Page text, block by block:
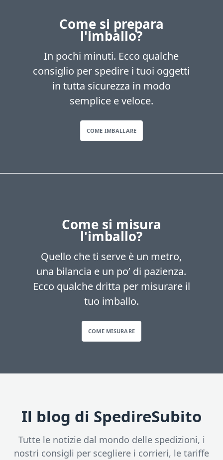
Come si prepara
l'imballo?
In pochi minuti. Ecco qualche
consiglio per spedire i tuoi oggetti
in tutta sicurezza in modo
semplice e veloce.
COME IMBALLARE
Come si misura
l'imballo?
Quello che ti serve è un metro,
una bilancia e un po’ di pazienza.
Ecco qualche dritta per misurare il
tuo imballo.
COME MISURARE
Il blog di SpedireSubito
Tutte le notizie dal mondo delle spedizioni, i
nostri consigli per scegliere i corrieri, le tariffe